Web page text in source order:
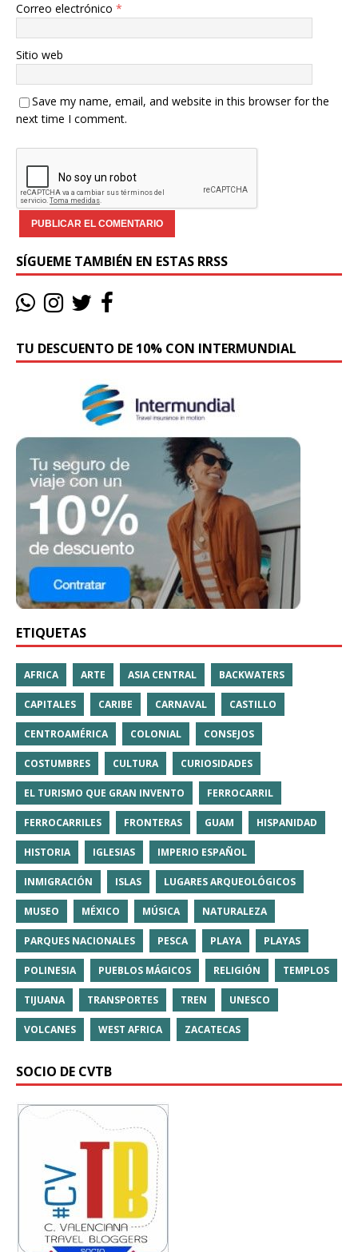
Correo electrónico *
Sitio web
Save my name, email, and website in this browser for the
next time I comment.
SÍGUEME TAMBIÉN EN ESTAS RRSS
TU DESCUENTO DE 10% CON INTERMUNDIAL
ETIQUETAS
AFRICA ARTE ASIA CENTRAL BACKWATERS
CAPITALES CARIBE CARNAVAL CASTILLO
CENTROAMÉRICA COLONIAL CONSEJOS
COSTUMBRES CULTURA CURIOSIDADES
EL TURISMO QUE GRAN INVENTO FERROCARRIL
FERROCARRILES FRONTERAS GUAM HISPANIDAD
HISTORIA IGLESIAS IMPERIO ESPAÑOL
INMIGRACIÓN ISLAS LUGARES ARQUEOLÓGICOS
MUSEO MÉXICO MÚSICA NATURALEZA
PARQUES NACIONALES PESCA PLAYA PLAYAS
POLINESIA PUEBLOS MÁGICOS RELIGIÓN TEMPLOS
TIJUANA TRANSPORTES TREN UNESCO
VOLCANES WEST AFRICA ZACATECAS
SOCIO DE CVTB